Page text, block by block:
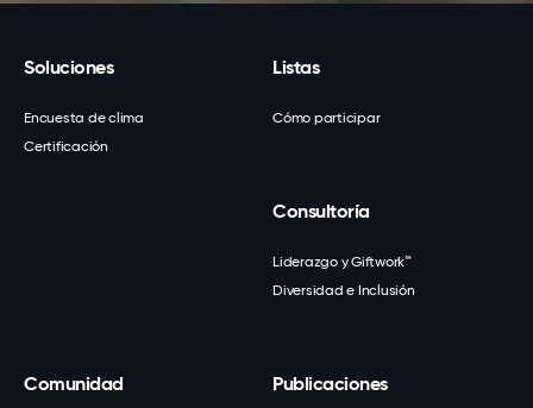
Soluciones
Encuesta de clima
Certificación
Listas
Cómo participar
Consultoría
Liderazgo y Giftwork™
Diversidad e Inclusión
Comunidad Publicaciones